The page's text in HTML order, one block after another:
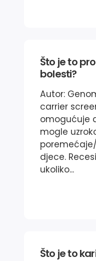
Što je to
bolesti?
Autor:
carrier
omogućuje
mogle
djece.
ukoliko...
Što je to